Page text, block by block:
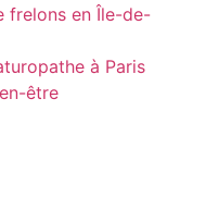
frelons en Île-de-
à Paris
être